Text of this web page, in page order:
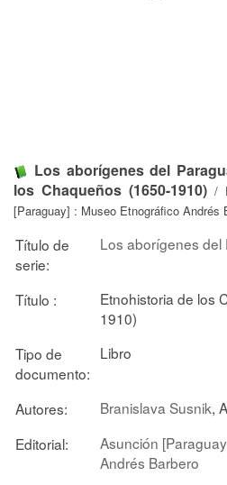
Los aborígenes del
los Chaqueños (1650-1910) /
[Paraguay] : Museo Etnográfico Andrés
Título de
serie:
Los aborígenes del
Título :
Etnohistoria de los
1910)
Tipo de
documento:
Libro
Autores: Branislava Susnik,
Editorial:
Asunción
Andrés Barbero